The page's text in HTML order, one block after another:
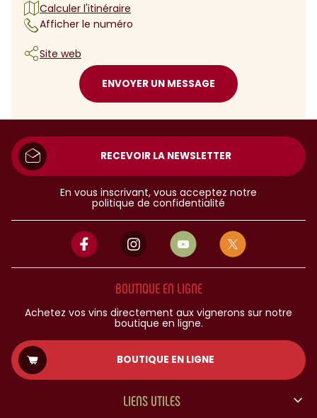
Calculer l'itinéraire
Afficher le numéro
Site web
ENVOYER UN MESSAGE
RECEVOIR LA NEWSLETTER
En vous inscrivant, vous acceptez notre
politique de confidentialité
BOUTIQUE EN LIGNE
Achetez vos vins directement aux vignerons sur notre
boutique en ligne.
BOUTIQUE EN LIGNE
LIENS UTILES